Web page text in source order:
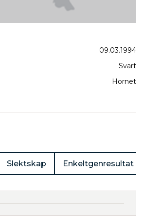
09.03.1994
Svart
Hornet
Slektskap Enkeltgenresultat